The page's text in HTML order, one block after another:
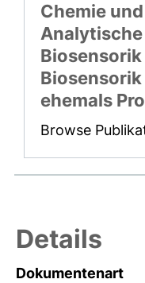
Chemie
Biosensorik
ehemals
Browse
Details
Dokumentenart